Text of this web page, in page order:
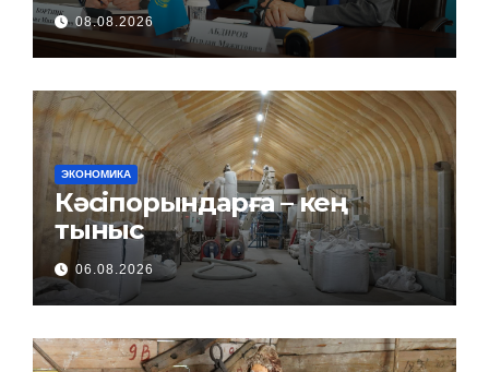
08.08.2026
ЭКОНОМИКА
Кәсіпорындарға – кең
тыныс
06.08.2026